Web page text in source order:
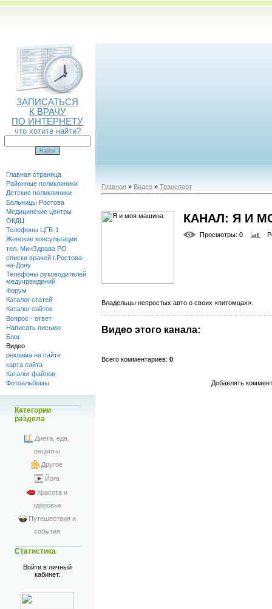
ЗАПИСАТЬСЯ
К ВРАЧУ
ПО ИНТЕРНЕТУ
что хотите найти?
Главная страница
Районные поликлиники
Детские поликлиники
Больницы Ростова
Медицинские центры
ОКДЦ
Телефоны ЦГБ-1
Женские консультации
тел. МинЗдрава РО
списки врачей г.Ростова-
на-Дону
Телефоны руководителей
медучреждений
Форум
Каталог статей
Каталог сайтов
Вопрос - ответ
Написать письмо
Блог
Видео
реклама на сайте
карта сайта
Каталог файлов
Фотоальбомы
Категории
раздела
Диета, еда,
рецепты
Другое
Йога
Красота и
здоровье
Путешествия и
события
Статистика
Войти в личный
кабинет:
Главная » Видео» Транспорт
КАНАЛ: Я И
Просмотры: 0
Владельцы непростых авто о своих «питомцах».
Видео этого канала:
Всего комментариев: 0
Добавлять